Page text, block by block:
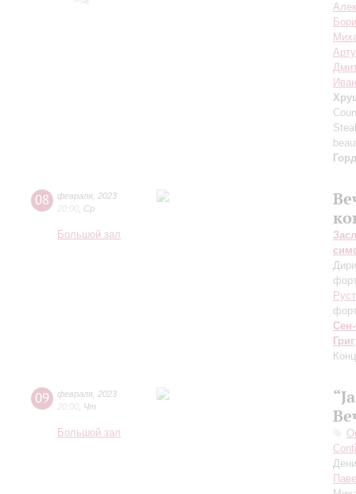
08 февраля 2023
20:00 Ср
Большой зал
Григ
09 февраля 2023
20:00 Чт
Большой зал